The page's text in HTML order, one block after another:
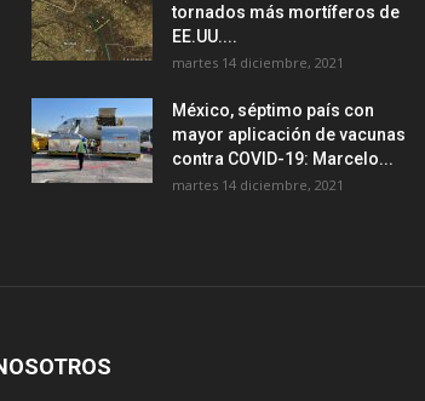
tornados más mortíferos de
EE.UU....
martes 14 diciembre, 2021
México, séptimo país con
mayor aplicación de vacunas
contra COVID-19: Marcelo...
martes 14 diciembre, 2021